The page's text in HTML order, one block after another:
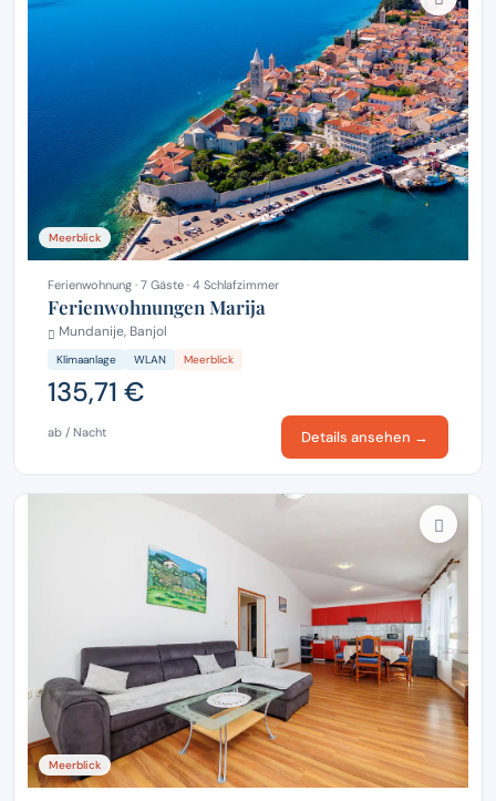
Meerblick
Ferienwohnung · 7 Gäste · 4 Schlafzimmer
Ferienwohnungen Marija
Mundanije, Banjol
Klimaanlage WLAN Meerblick
135,71 €
ab / Nacht Details ansehen →
Meerblick